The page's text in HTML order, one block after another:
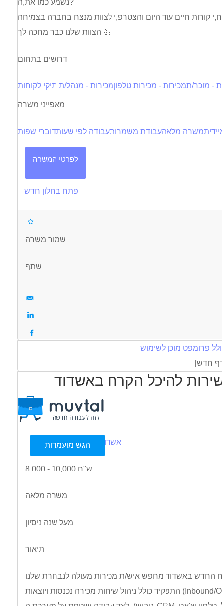
נשמע כמו את,ה?
הצוות שלנו כבר מחכה לך 💪
דרושים בתחום
- מוכר/תמכירות - מכירות טלפוןמכירות - מנהל/ת תיקי לקוחות
מאפייני משרה
משרה מלאהעבודת משמרותעבודה לפי שעותדוברי שפות
לפרטי המשרה
פתח בחלון חדש
שמור משרה
שתף
עוד
פרומפט מוכן לשימוש
להיכל הקרח באשדוד
הגש מועמדות אשדוד
8,000 - 10,000 ש"ח
משרה מלאה
מעל שנה ניסיון
תיאור
התפקיד כולל ניהול שיחות מכירה נכנסות ויוצאות (Inbound/Outbound) מול לקוחות פרטיים ועסקיים (אירועים ופעילויות